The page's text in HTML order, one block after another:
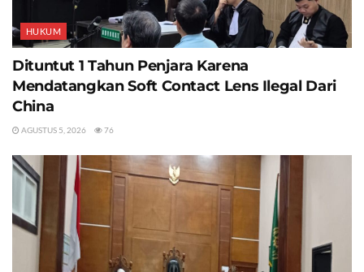
HUKUM
Dituntut 1 Tahun Penjara Karena
Mendatangkan Soft Contact Lens Ilegal Dari
China
AGUSTUS 5, 2026 76